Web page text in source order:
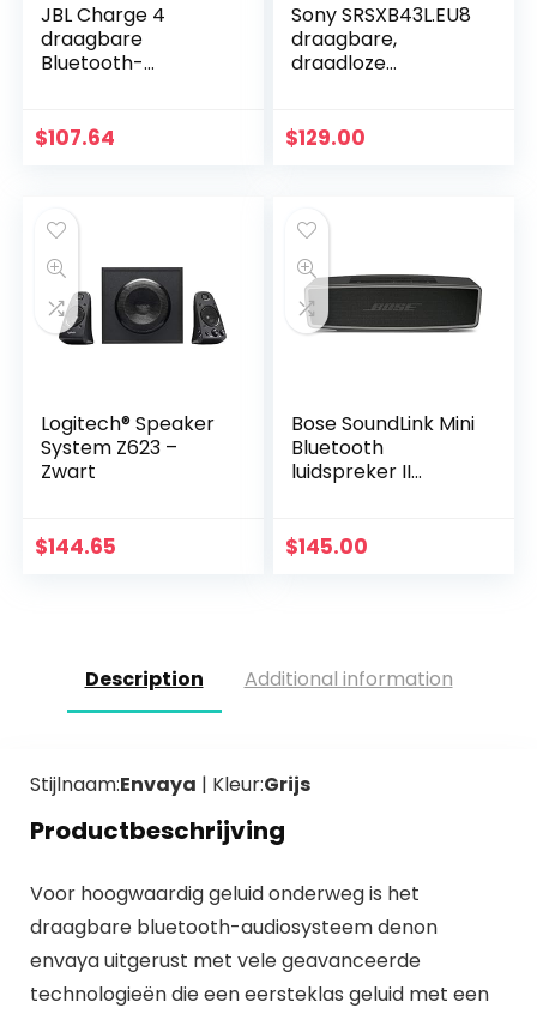
JBL Charge 4
draagbare
Bluetooth-
oplaadbare batterij
$107.64
Sony SRSXB43L.EU8
draagbare,
draadloze
(meerkleurige
$129.00
Logitech® Speaker
System Z623 –
Zwart
$144.65
Bose SoundLink Mini
Bluetooth
luidspreker II
$145.00
Description Additional information
Stijlnaam:Envaya | Kleur:Grijs
Productbeschrijving
Voor hoogwaardig geluid onderweg is het
draagbare bluetooth-audiosysteem denon
envaya uitgerust met vele geavanceerde
technologieën die een eersteklas geluid met een